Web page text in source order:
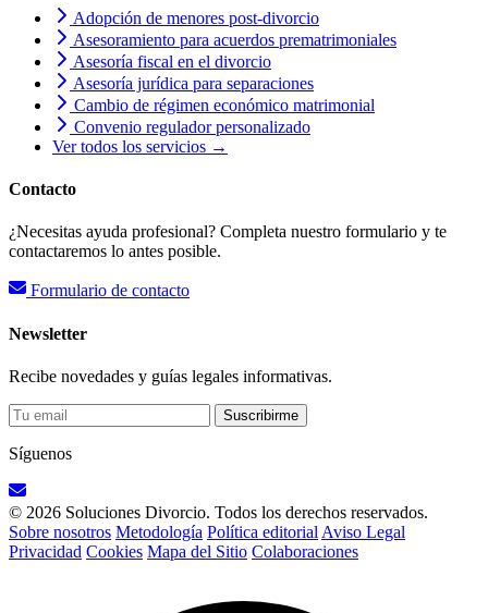
Adopción de menores post-divorcio
Asesoramiento para acuerdos prematrimoniales
Asesoría fiscal en el divorcio
Asesoría jurídica para separaciones
Cambio de régimen económico matrimonial
Convenio regulador personalizado
Ver todos los servicios →
Contacto
¿Necesitas ayuda profesional? Completa nuestro formulario y te
contactaremos lo antes posible.
Formulario de contacto
Newsletter
Recibe novedades y guías legales informativas.
Suscribirme
Síguenos
© 2026 Soluciones Divorcio. Todos los derechos reservados.
Sobre nosotros Metodología Política editorial Aviso Legal
Privacidad Cookies Mapa del Sitio Colaboraciones